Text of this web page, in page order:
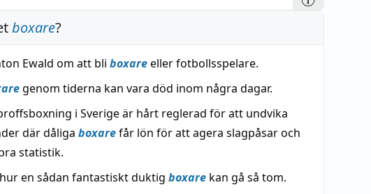
boxare?
Ewald om att bli boxareeller fotbollsspelare.
genom tiderna kan vara död inom några dagar.
i Sverige är hårt reglerad för att undvika
där dåliga boxarefår lön för att agera slagpåsar och
statistik.
en sådan fantastiskt duktig boxare kan gå så tom.